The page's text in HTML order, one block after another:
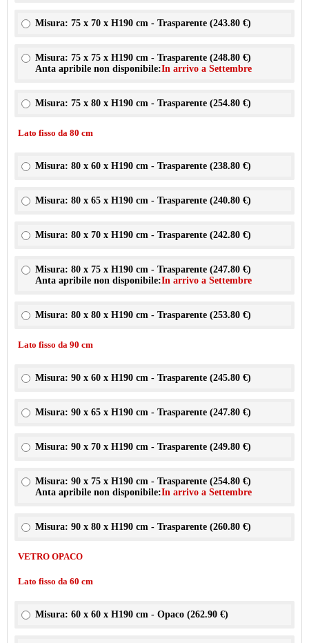
Misura: 75 x 70 x H190 cm - Trasparente (243.80 €)
Misura: 75 x 75 x H190 cm - Trasparente (248.80 €)
Anta apribile non disponibile:In arrivo a Settembre
Misura: 75 x 80 x H190 cm - Trasparente (254.80 €)
Lato fisso da 80 cm
Misura: 80 x 60 x H190 cm - Trasparente (238.80 €)
Misura: 80 x 65 x H190 cm - Trasparente (240.80 €)
Misura: 80 x 70 x H190 cm - Trasparente (242.80 €)
Misura: 80 x 75 x H190 cm - Trasparente (247.80 €)
Anta apribile non disponibile:In arrivo a Settembre
Misura: 80 x 80 x H190 cm - Trasparente (253.80 €)
Lato fisso da 90 cm
Misura: 90 x 60 x H190 cm - Trasparente (245.80 €)
Misura: 90 x 65 x H190 cm - Trasparente (247.80 €)
Misura: 90 x 70 x H190 cm - Trasparente (249.80 €)
Misura: 90 x 75 x H190 cm - Trasparente (254.80 €)
Anta apribile non disponibile:In arrivo a Settembre
Misura: 90 x 80 x H190 cm - Trasparente (260.80 €)
VETRO OPACO
Lato fisso da 60 cm
Misura: 60 x 60 x H190 cm - Opaco (262.90 €)